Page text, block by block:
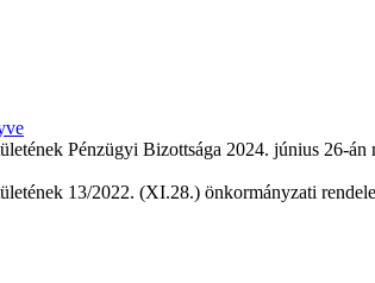
Pénzügyi Bizottsága 2024. június 26-
13/2022. (XI.28.) önkormányzati